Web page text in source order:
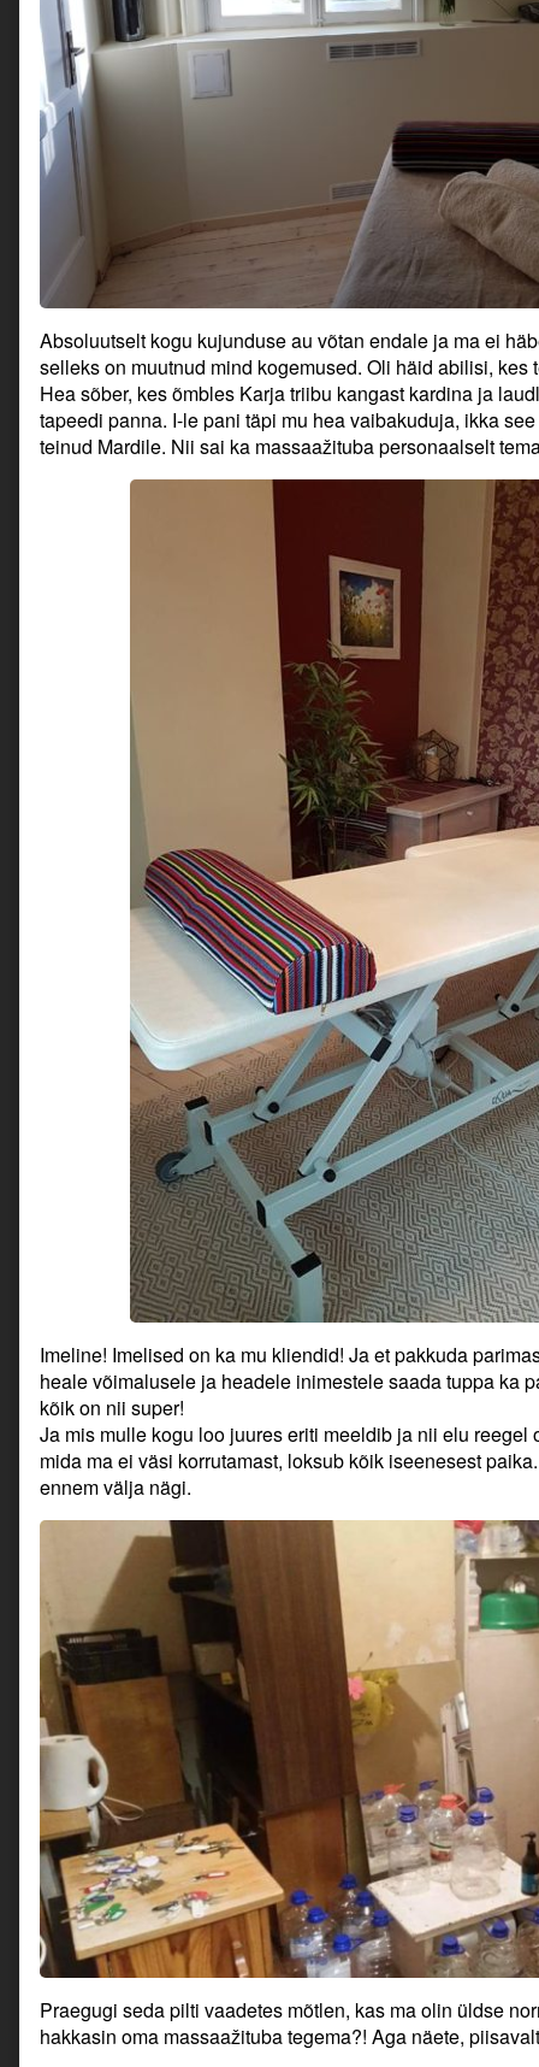
Absoluutselt kogu kujunduse au võtan endale ja ma ei
selleks on muutnud mind kogemused. Oli häid abilisi, kes
Hea sõber, kes õmbles Karja triibu kangast kardina ja
tapeedi panna. I-le pani täpi mu hea vaibakuduja, ikka
teinud Mardile. Nii sai ka massaažituba personaalselt
Imeline! Imelised on ka mu kliendid! Ja et pakkuda
heale võimalusele ja headele inimestele saada tuppa ka
kõik on nii super!
Ja mis mulle kogu loo juures eriti meeldib ja nii elu reegel
mida ma ei väsi korrutamast, loksub kõik iseenesest
ennem välja nägi.
Praegugi seda pilti vaadetes mõtlen, kas ma olin üldse
hakkasin oma massaažituba tegema?! Aga näete,